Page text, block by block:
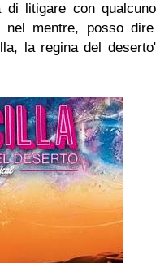
litigare con
nel mentre, posso
la regina del